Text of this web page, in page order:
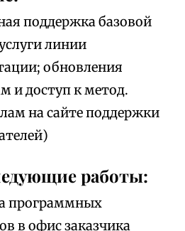
поддержка базовой
линии
обновления
и доступ к метод.
на сайте поддержки
работы:
программных
в офис заказчика